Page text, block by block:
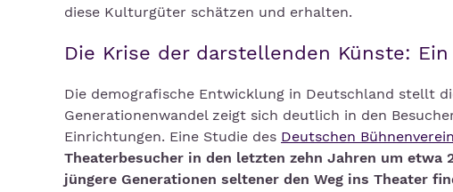
diese Kulturgüter schätzen und erhalten.
Die Krise der darstellenden Künste:
Die demografische Entwicklung in Deutschland stellt
Generationenwandel zeigt sich deutlich in den
Einrichtungen. Eine Studie des Deutschen
Theaterbesucher in den letzten zehn Jahren um etwa
jüngere Generationen seltener den Weg ins Theater